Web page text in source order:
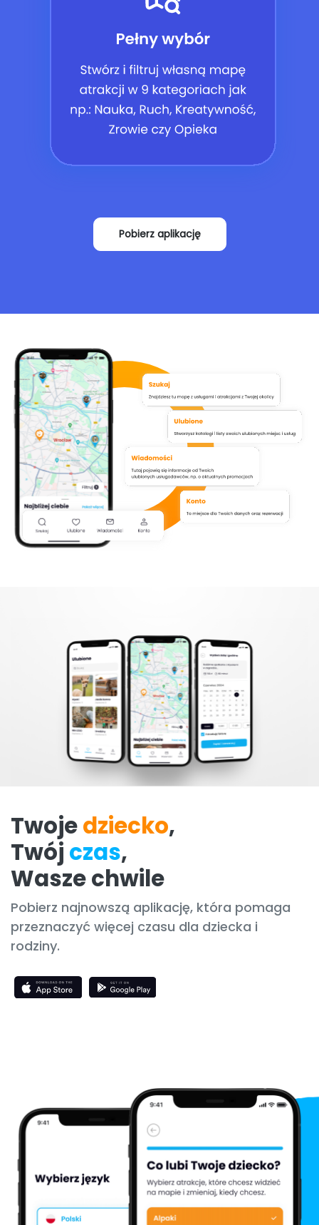
Pobierz aplikację​​​​​​​​​​​​​​​​​​​​​​​​
Twojedziecko,
Twój czas,
Wasze chwile
Pobierz najnowszą aplikację, która pomaga
przeznaczyć więcej czasu dla dziecka i
rodziny.